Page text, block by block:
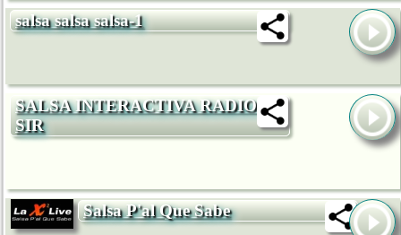
salsa salsa salsa-1
SALSA INTERACTIVA RADIO
SIR
Salsa P'al Que Sabe